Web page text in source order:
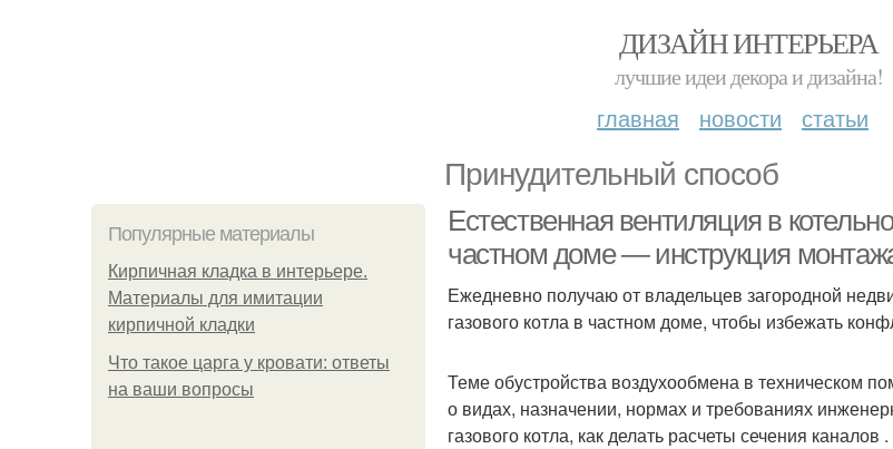
ДИЗАЙН ИНТЕРЬЕРА
лучшие идеи декора и дизайна!
главная новости статьи
Принудительный способ
Популярные материалы
Кирпичная кладка в интерьере.
Материалы для имитации
кирпичной кладки
Что такое царга у кровати: ответы
на ваши вопросы
Естественная вентиляция в
частном доме — инструкция
Ежедневно получаю от владельцев загородной
газового котла в частном доме, чтобы избежать
Теме обустройства воздухообмена в техническом
о видах, назначении, нормах и требованиях
газового котла, как делать расчеты сечения каналов .